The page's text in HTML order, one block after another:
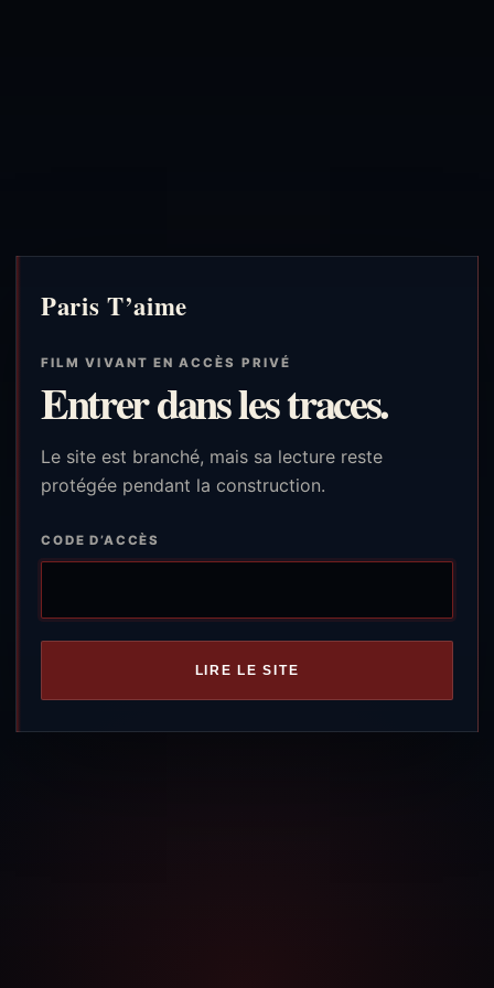
Paris T’aime
FILM VIVANT EN ACCÈS PRIVÉ
Entrer dans les traces.
Le site est branché, mais sa lecture reste
protégée pendant la construction.
CODE D’ACCÈS
LIRE LE SITE